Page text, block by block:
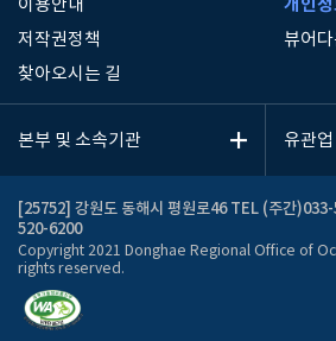
이용안내 개인
저작권정책
뷰어
찾아오시는 길
본부 및 소속기관 유관업
[25752] 강원도 동해시 평원로46 TEL (주간
520-6200
Copyright 2021 Donghae Regional Office of
rights reserved.